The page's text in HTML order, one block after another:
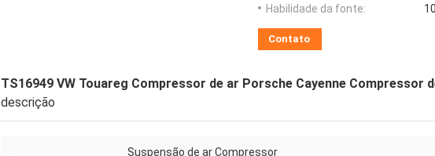
Habilidade da fonte:
Contato
TS16949 VW Touareg Compressor de ar Porsche Cayenne Compressor
descrição
Suspensão de ar Compressor